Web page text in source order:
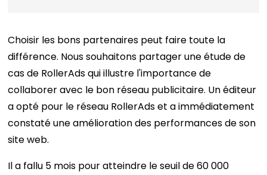
Choisir les bons partenaires peut faire toute la
différence. Nous souhaitons partager une étude de
cas de RollerAds qui illustre l'importance de
collaborer avec le bon réseau publicitaire. Un éditeur
a opté pour le réseau RollerAds et a immédiatement
constaté une amélioration des performances de son
site web.
Il a fallu 5 mois pour atteindre le seuil de 60 000